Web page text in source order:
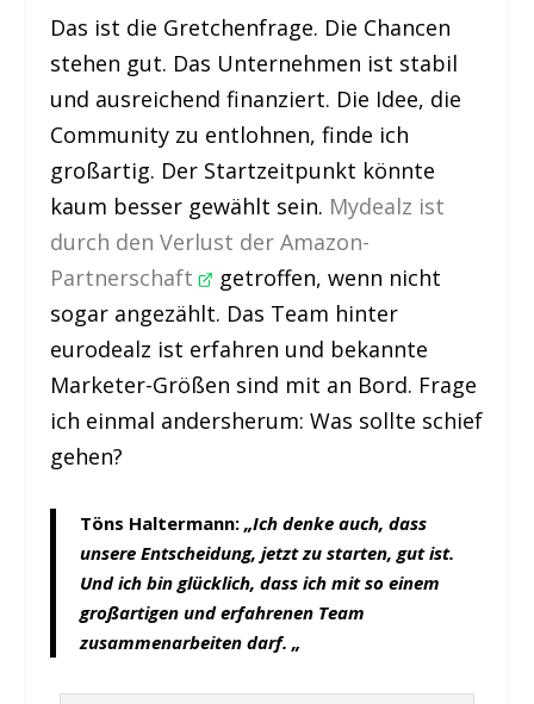
Das ist die Gretchenfrage. Die Chancen
stehen gut. Das Unternehmen ist stabil
und ausreichend finanziert. Die Idee, die
Community zu entlohnen, finde ich
großartig. Der Startzeitpunkt könnte
kaum besser gewählt sein. Mydealz ist
durch den Verlust der Amazon-
Partnerschaft
getroffen, wenn nicht
sogar angezählt. Das Team hinter
eurodealz ist erfahren und bekannte
Marketer-Größen sind mit an Bord. Frage
ich einmal andersherum: Was sollte schief
gehen?
Töns Haltermann:„Ich denke auch, dass
unsere Entscheidung, jetzt zu starten, gut ist.
Und ich bin glücklich, dass ich mit so einem
großartigen und erfahrenen Team
zusammenarbeiten darf. „